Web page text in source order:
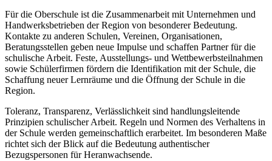
Für die Oberschule ist die Zusammenarbeit mit Unternehmen und
Handwerksbetrieben der Region von besonderer Bedeutung.
Kontakte zu anderen Schulen, Vereinen, Organisationen,
Beratungsstellen geben neue Impulse und schaffen Partner für die
schulische Arbeit. Feste, Ausstellungs- und Wettbewerbsteilnahmen
sowie Schülerfirmen fördern die Identifikation mit der Schule, die
Schaffung neuer Lernräume und die Öffnung der Schule in die
Region.
Toleranz, Transparenz, Verlässlichkeit sind handlungsleitende
Prinzipien schulischer Arbeit. Regeln und Normen des Verhaltens in
der Schule werden gemeinschaftlich erarbeitet. Im besonderen Maße
richtet sich der Blick auf die Bedeutung authentischer
Bezugspersonen für Heranwachsende.